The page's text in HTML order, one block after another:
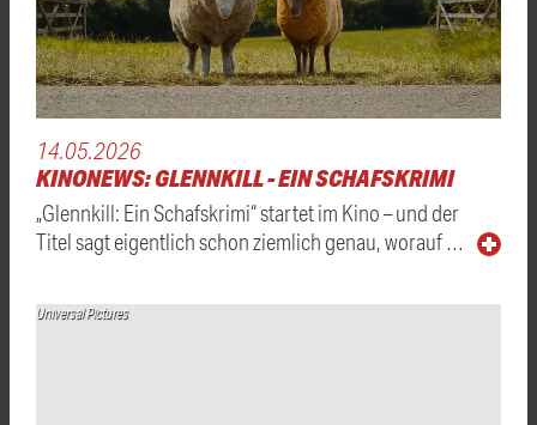
14.05.2026
KINONEWS: GLENNKILL - EIN SCHAFSKRIMI
„Glennkill: Ein Schafskrimi“ startet im Kino – und der
Titel sagt eigentlich schon ziemlich genau, worauf …
Universal Pictures